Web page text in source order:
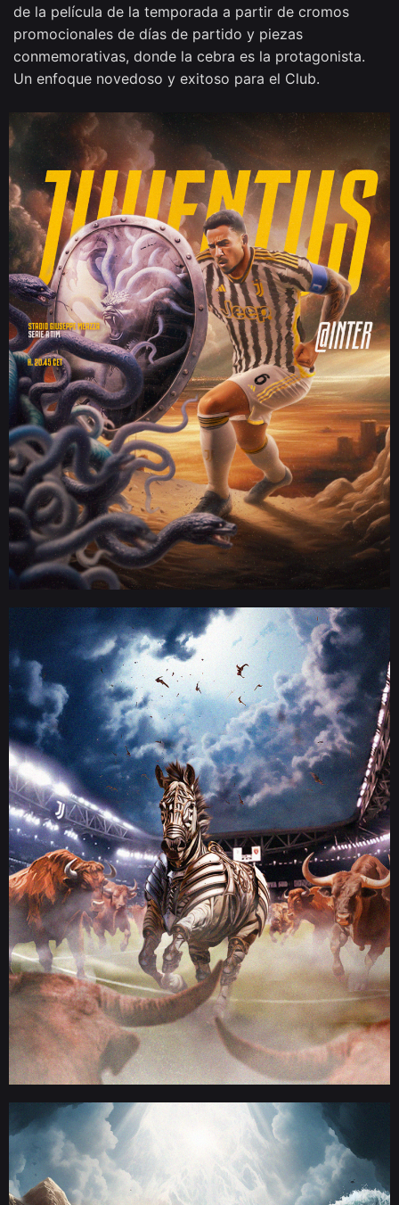
de la película de la temporada a partir de cromos
promocionales de días de partido y piezas
conmemorativas, donde la cebra es la protagonista.
Un enfoque novedoso y exitoso para el Club.